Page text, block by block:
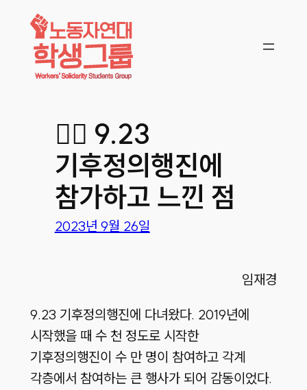
콘텐츠로
바로가기
🙋‍♂ 9.23
기후정의행진에
참가하고 느낀 점
2023년 9월 26일
임재경
9.23 기후정의행진에 다녀왔다. 2019년에
시작했을 때 수 천 정도로 시작한
기후정의행진이 수 만 명이 참여하고 각계
각층에서 참여하는 큰 행사가 되어 감동이었다.